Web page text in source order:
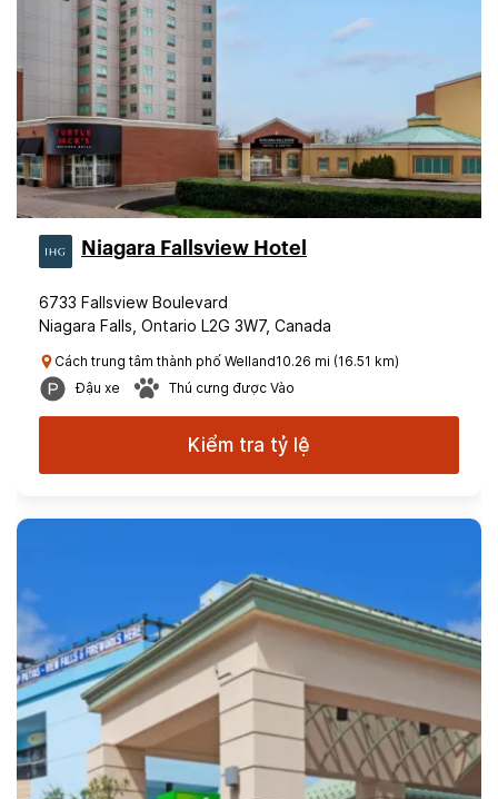
Niagara Fallsview Hotel
6733 Fallsview Boulevard
Niagara Falls, Ontario L2G 3W7, Canada
Cách trung tâm thành phố Welland10.26 mi (16.51 km)
Đậu xe
Thú cưng được Vào
Kiểm tra tỷ lệ